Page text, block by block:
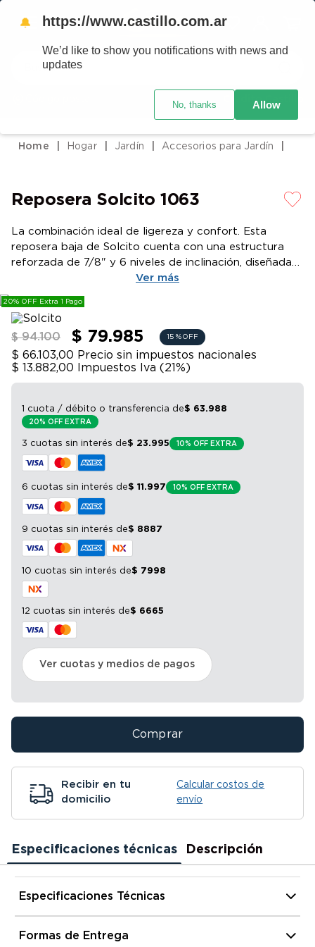
Buscar
Crédito Castillo
Hogar Jardín Accesorios para Jardín
Reposera Solcito 1063
La combinación ideal de ligereza y confort. Esta
reposera baja de Solcito cuenta con una estructura
reforzada de 7/8" y 6 niveles de inclinación, diseñada
especialmente para quienes buscan una postura
relajada y cercana al suelo, ideal para la playa o el
borde de la piscina.
Ver más
20% OFF Extra 1 Pago
$ 94.100 $ 79.985 15 % OFF
$ 66.103,00 Precio sin impuestos nacionales
$ 13.882,00
Impuestos Iva (21%)
1 cuota / débito o transferencia de$ 63.988
20% OFF EXTRA
3 cuotas sin interés de$ 23.995 10% OFF EXTRA
6 cuotas sin interés de$ 11 .997 10% OFF EXTRA
9 cuotas sin interés de$ 8887
10 cuotas sin interés de$ 7998
12 cuotas sin interés de$ 6665
Ver cuotas y medios de pagos
Comprar
Recibir en tu
domicilio
Calcular costos de
envío
Especificaciones técnicas Descripción
Especificaciones Técnicas
Alto
Formas de Entrega
2.
heladera
4.
lavarropas
5.
cocina
6.
colchones
8.
moto
9.
bicicleta
10. sommier
🔔 https://www.castillo.com.ar
We’d like to show you notifications with news and
updates
No, thanks Allow